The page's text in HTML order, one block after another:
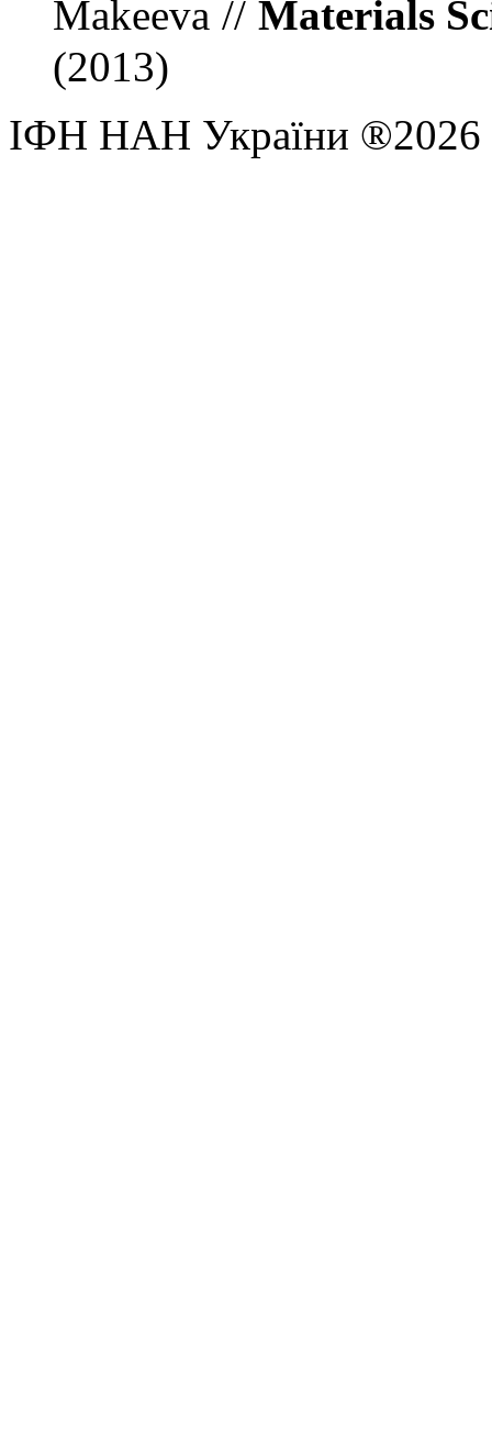
Makeeva // Materials
(2013)
ІФН НАН України ®2026